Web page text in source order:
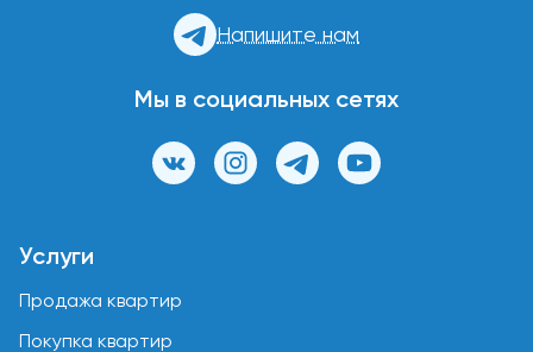
Напишите нам
Мы в социальных сетях
Услуги
Продажа квартир
Покупка квартир